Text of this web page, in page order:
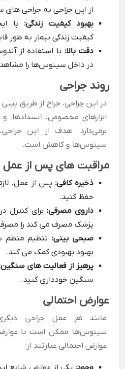
از این جراحی به جراحی های
بهبود کیفیت زندگی: با
کیفیت زندگی بیمار به طور
دقت بالا: با استفاده از
در داخل سینوس‌ها را
روند جراحی
در این جراحی، جراح از طریق بینی
ابزارهای مخصوص، انسدادها،
برمی‌دارد. هدف از این
سینوس‌ها و کاهش است.
مراقبت های پس از عمل
ذخیره کافی: پس از عمل،
حفظ کنید.
داروی مصرفی: برای کنترل
پزشک مصرف می کند را
صبحی بینی: تنظیم منظم
بهبود بهبودی کمک می کند.
پرهیز از فعالیت های
سنگین خودداری کنید.
عوارض احتمالی
مانند هر عمل جراحی
سینوس‌ها ممکن است با
عوارض احتمالی عبارتند از: